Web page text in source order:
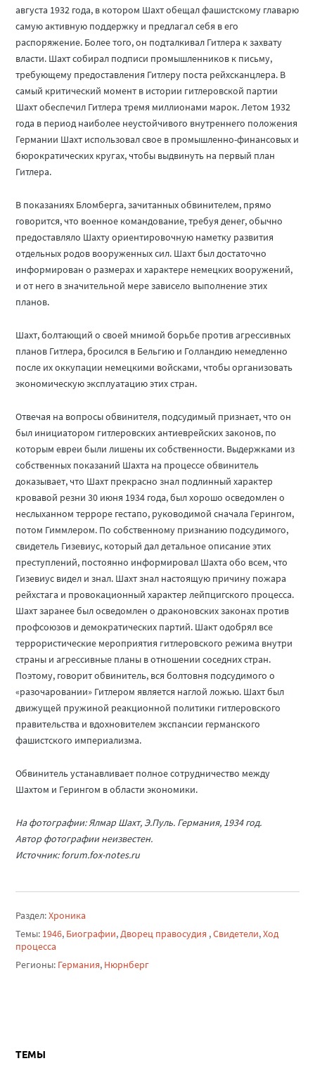
августа 1932 года, в котором Шахт обещал фашистскому главарю
самую активную поддержку и предлагал себя в его
распоряжение. Более того, он подталкивал Гитлера к захвату
власти. Шахт собирал подписи промышленников к письму,
требующему предоставления Гитлеру поста рейхсканцлера. В
самый критический момент в истории гитлеровской партии
Шахт обеспечил Гитлера тремя миллионами марок. Летом 1932
года в период наиболее неустойчивого внутреннего положения
Германии Шахт использовал свое в промышленно-финансовых и
бюрократических кругах, чтобы выдвинуть на первый план
Гитлера.
В показаниях Бломберга, зачитанных обвинителем, прямо
говорится, что военное командование, требуя денег, обычно
предоставляло Шахту ориентировочную наметку развития
отдельных родов вооруженных сил. Шахт был достаточно
информирован о размерах и характере немецких вооружений,
и от него в значительной мере зависело выполнение этих
планов.
Шахт, болтающий о своей мнимой борьбе против агрессивных
планов Гитлера, бросился в Бельгию и Голландию немедленно
после их оккупации немецкими войсками, чтобы организовать
экономическую эксплуатацию этих стран.
Отвечая на вопросы обвинителя, подсудимый признает, что он
был инициатором гитлеровских антиеврейских законов, по
которым евреи были лишены их собственности. Выдержками из
собственных показаний Шахта на процессе обвинитель
доказывает, что Шахт прекрасно знал подлинный характер
кровавой резни 30 июня 1934 года, был хорошо осведомлен о
неслыханном терроре гестапо, руководимой сначала Герингом,
потом Гиммлером. По собственному признанию подсудимого,
свидетель Гизевиус, который дал детальное описание этих
преступлений, постоянно информировал Шахта обо всем, что
Гизевиус видел и знал. Шахт знал настоящую причину пожара
рейхстага и провокационный характер лейпцигского процесса.
Шахт заранее был осведомлен о драконовских законах против
профсоюзов и демократических партий. Шакт одобрял все
террористические мероприятия гитлеровского режима внутри
страны и агрессивные планы в отношении соседних стран.
Поэтому, говорит обвинитель, вся болтовня подсудимого о
«разочаровании» Гитлером является наглой ложью. Шахт был
движущей пружиной реакционной политики гитлеровского
правительства и вдохновителем экспансии германского
фашистского империализма.
Обвинитель устанавливает полное сотрудничество между
Шахтом и Герингом в области экономики.
На фотографии: Ялмар Шахт, Э.Пуль. Германия, 1934 год.
Автор фотографии неизвестен.
Источник: forum.fox-notes.ru
Раздел:Хроника
Темы: 1946, Биографии,Дворец правосудия ,Свидетели,Ход
процесса
Регионы: Германия, Нюрнберг
ТЕМЫ